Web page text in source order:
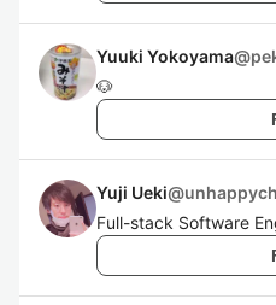
Yuuki Yokoyama@
🐶
Yuji Ueki@
Full-stack Software